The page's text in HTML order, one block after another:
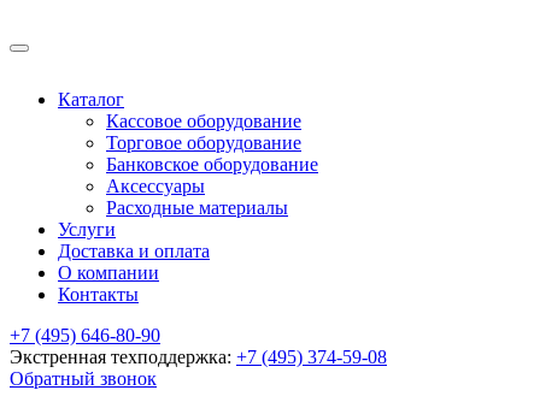
Каталог
Кассовое оборудование
Торговое оборудование
Банковское оборудование
Аксессуары
Расходные материалы
Услуги
Доставка и оплата
О компании
Контакты
+7 (495) 646-80-90
Экстренная техподдержка: +7 (495) 374-59-08
Обратный звонок